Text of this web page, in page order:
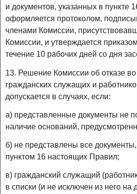
и документов, указанных в пункте
оформляется протоколом,
членами Комиссии,
Комиссии, и утверждается
течение 10 рабочих дней со дня
13. Решение Комиссии об отказе
гражданских служащих и
допускается в случаях, если:
а) представленные документы не
наличие оснований,
б) не представлены все
пунктом 16 настоящих Правил;
в) гражданский служащий
в списки (и не исключен из него